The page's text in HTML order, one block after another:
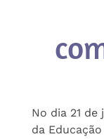
No dia 21
da